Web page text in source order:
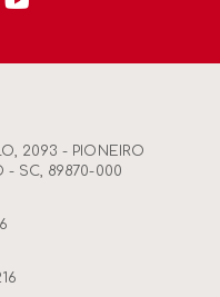
2093 - PIONEIRO
- SC, 89870-000